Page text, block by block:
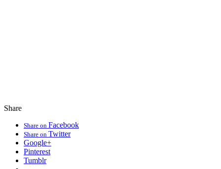
Share
Share on Facebook
Share on Twitter
Google+
Pinterest
Tumblr